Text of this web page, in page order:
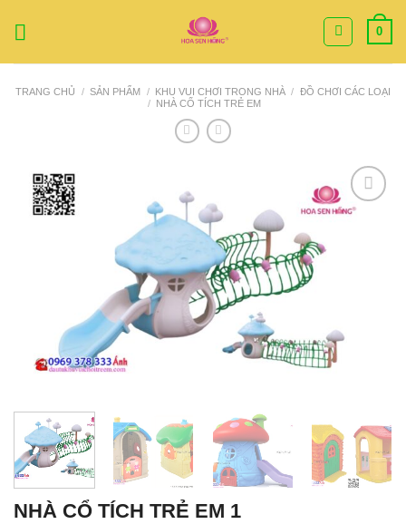
0
TRANG CHỦ / SẢN PHẨM / KHU VUI CHƠI TRONG NHÀ / ĐỒ CHƠI CÁC LOẠI
/ NHÀ CỔ TÍCH TRẺ EM
Add to
NHÀ CỔ TÍCH TRẺ EM 1